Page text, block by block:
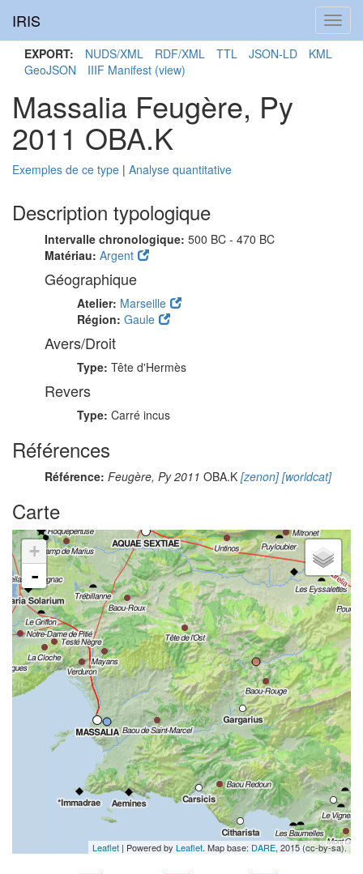
IRIS
EXPORT: NUDS/XML RDF/XML TTL JSON-LD
KML
GeoJSON
IIIF Manifest (view)
Massalia Feugère, Py
2011 OBA.K
Exemples de ce type | Analyse quantitative
Description typologique
Intervalle chronologique: 500 BC - 470 BC
Matériau: Argent
Géographique
Atelier: Marseille
Région: Gaule
Avers/Droit
Type: Tête d'Hermès
Revers
Type: Carré incus
Références
Référence: Feugère, Py 2011 OBA.K [zenon][worldcat]
Carte
+
-
Leaflet | Powered by Leaflet. Map base: DARE, 2015 (cc-by-sa).